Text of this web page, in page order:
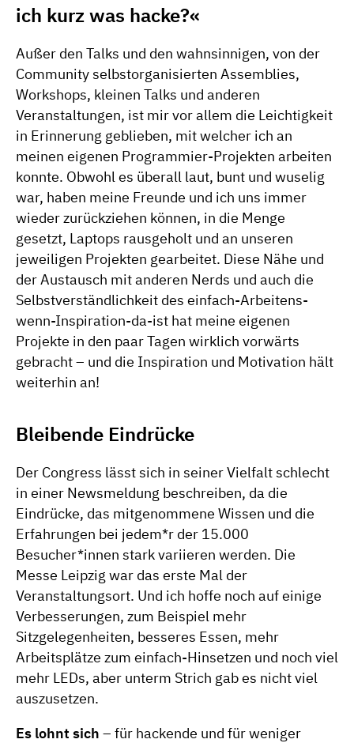
ich kurz was hacke?«
Außer den Talks und den wahnsinnigen, von der
Community selbstorganisierten Assemblies,
Workshops, kleinen Talks und anderen
Veranstaltungen, ist mir vor allem die Leichtigkeit
in Erinnerung geblieben, mit welcher ich an
meinen eigenen Programmier-Projekten arbeiten
konnte. Obwohl es überall laut, bunt und wuselig
war, haben meine Freunde und ich uns immer
wieder zurückziehen können, in die Menge
gesetzt, Laptops rausgeholt und an unseren
jeweiligen Projekten gearbeitet. Diese Nähe und
der Austausch mit anderen Nerds und auch die
Selbstverständlichkeit des einfach-Arbeitens-
wenn-Inspiration-da-ist hat meine eigenen
Projekte in den paar Tagen wirklich vorwärts
gebracht – und die Inspiration und Motivation hält
weiterhin an!
Bleibende Eindrücke
Der Congress lässt sich in seiner Vielfalt schlecht
in einer Newsmeldung beschreiben, da die
Eindrücke, das mitgenommene Wissen und die
Erfahrungen bei jedem*r der 15.000
Besucher*innen stark variieren werden. Die
Messe Leipzig war das erste Mal der
Veranstaltungsort. Und ich hoffe noch auf einige
Verbesserungen, zum Beispiel mehr
Sitzgelegenheiten, besseres Essen, mehr
Arbeitsplätze zum einfach-Hinsetzen und noch viel
mehr LEDs, aber unterm Strich gab es nicht viel
auszusetzen.
Es lohnt sich – für hackende und für weniger